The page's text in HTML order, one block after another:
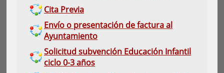
Cita Previa
Envío o presentación de factura al
Ayuntamiento
Solicitud subvención Educación Infantil
ciclo 0-3 años